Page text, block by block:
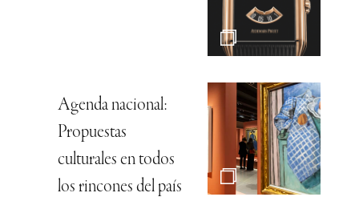
Agenda nacional:
Propuestas
culturales en todos
los rincones del país